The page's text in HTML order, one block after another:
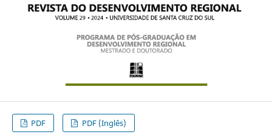
PDF PDF (Inglês)